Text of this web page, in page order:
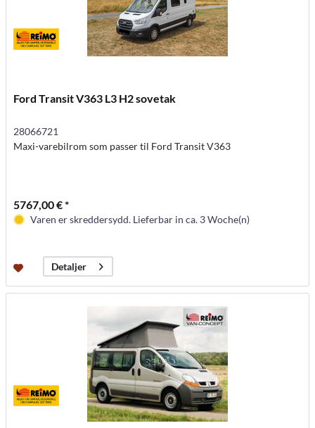
Ford Transit V363 L3 H2 sovetak
28066721
Maxi-varebilrom som passer til Ford Transit V363
5767,00 € *
Varen er skreddersydd. Lieferbar in ca. 3 Woche(n)
Detaljer